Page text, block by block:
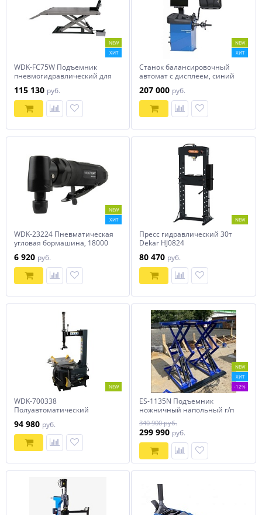
NEW
ХИТ
WDK-FC75W Подъемник
пневмогидравлический для
WiederKraft
115 130 руб.
NEW
ХИТ
Станок балансировочный
автомат с дисплеем, синий
207 000 руб.
NEW
ХИТ
WDK-23224 Пневматическая
угловая бормашина, 18000
6 920 руб.
NEW
Пресс гидравлический 30т
Dekar HJ0824
80 470 руб.
NEW
WDK-700338
Полуавтоматический
380В, Захват до 24"
WiederKraft
94 980 руб.
NEW
ХИТ
-12%
ES-1135N Подъемник
ножничный напольный г/п
3,5 т
340 900 руб.
299 990 руб.